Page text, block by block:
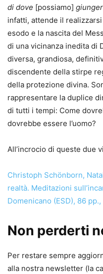
di dove [possiamo]
infatti, attende il
esodo e la nascita del
di una vicinanza inedita di
diversa, grandiosa,
discendente della stirpe
della protezione divina.
rappresentare la duplice
di tutti i tempi: Come
dovrebbe essere l’uomo?
All’incrocio di queste due
Christoph Schönborn,
realtà. Meditazioni
Domenicano (ESD), 86 pp.,
Non perderti
Per restare sempre
alla nostra newsletter (la